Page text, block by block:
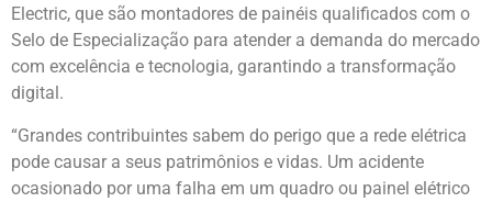
Electric, que são montadores de painéis qualificados com o
Selo de Especialização para atender a demanda do mercado
com excelência e tecnologia, garantindo a transformação
digital.
“Grandes contribuintes sabem do perigo que a rede elétrica
pode causar a seus patrimônios e vidas. Um acidente
ocasionado por uma falha em um quadro ou painel elétrico